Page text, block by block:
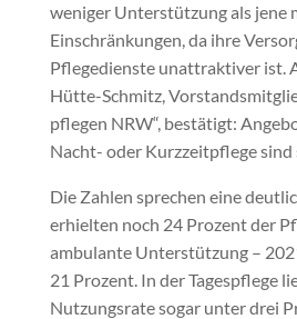
weniger Unterstützung als jene
Einschränkungen, da ihre
Pflegedienste unattraktiver ist.
Hütte-Schmitz,
pflegen NRW“, bestätigt:
Nacht- oder Kurzzeitpflege sind
Die Zahlen sprechen eine
erhielten noch 24 Prozent der
ambulante Unterstützung –
21 Prozent. In der Tagespflege
Nutzungsrate sogar unter drei